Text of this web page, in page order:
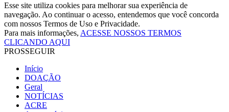
Esse site utiliza cookies para melhorar sua experiência de
navegação. Ao continuar o acesso, entendemos que você concorda
com nossos Termos de Uso e Privacidade.
Para mais informações, ACESSE NOSSOS TERMOS
CLICANDO AQUI
PROSSEGUIR
Início
DOAÇÃO
Geral
NOTÍCIAS
ACRE